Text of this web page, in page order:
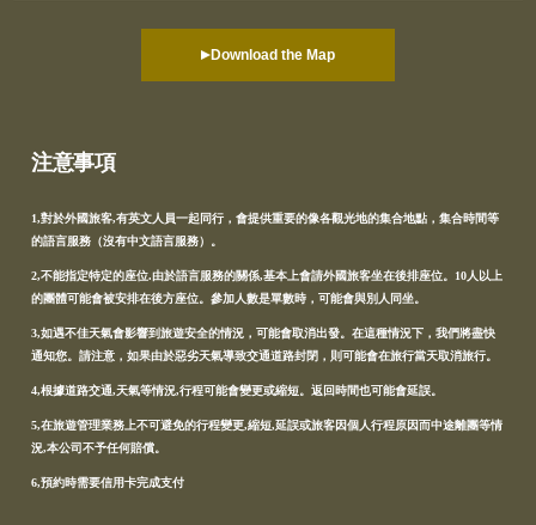
Download the Map
注意事項
1,對於外國旅客,有英文人員一起同行，會提供重要的像各觀光地的集合地點，集合時間等
的語言服務（沒有中文語言服務）。
2,不能指定特定的座位.由於語言服務的關係,基本上會請外國旅客坐在後排座位。10人以上
的團體可能會被安排在後方座位。參加人數是單數時，可能會與別人同坐。
3,如遇不佳天氣會影響到旅遊安全的情況，可能會取消出發。在這種情況下，我們將盡快
通知您。請注意，如果由於惡劣天氣導致交通道路封閉，則可能會在旅行當天取消旅行。
4,根據道路交通,天氣等情況,行程可能會變更或縮短。返回時間也可能會延誤。
5,在旅遊管理業務上不可避免的行程變更,縮短,延誤或旅客因個人行程原因而中途離團等情
況,本公司不予任何賠償。
6,預約時需要信用卡完成支付